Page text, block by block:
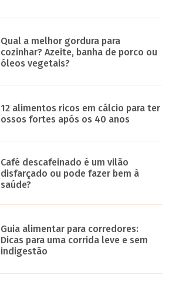
Qual a melhor gordura para
cozinhar? Azeite, banha de porco ou
óleos vegetais?
12 alimentos ricos em cálcio para ter
ossos fortes após os 40 anos
Café descafeinado é um vilão
disfarçado ou pode fazer bem à
saúde?
Guia alimentar para corredores:
Dicas para uma corrida leve e sem
indigestão